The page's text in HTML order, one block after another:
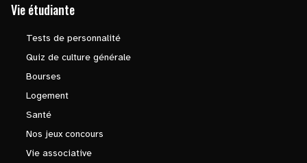
Vie étudiante
Tests de personnalité
Quiz de culture générale
Bourses
Logement
Santé
Nos jeux concours
Vie associative